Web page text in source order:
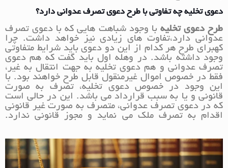
دعوی تخلیه چه تفاوتی با طرح دعوی تصرف عدوانی دارد؟
طرح دعوی تخلیه با وجود شباهت هایی که با دعوی تصرف
عدوانی دارد،تفاوت های زیادی نیز خواهد داشت. چرا
کهبرای طرح هر کدام از این دو دعوی باید شرایط متفاوتی
وجود داشته باشد. در وهله اول باید گفت که هم دعوی
تصرف عدوانی و هم دعوی تخلیه به جهت انتقال به غیر،
فقط در خصوص اموال غیرمنقول قابل طرح خواهند بود. با
این وجود در خصوص دعوی تخلیه، تصرف به صورت
قانونی و یا به سبب قرارداد می باشد. این در حالی است
که در دعوی تصرف عدوانی، متصرف به صورت غیر قانونی
اقدام به تصرف ملک می نماید و مجوز قانونی ندارد.